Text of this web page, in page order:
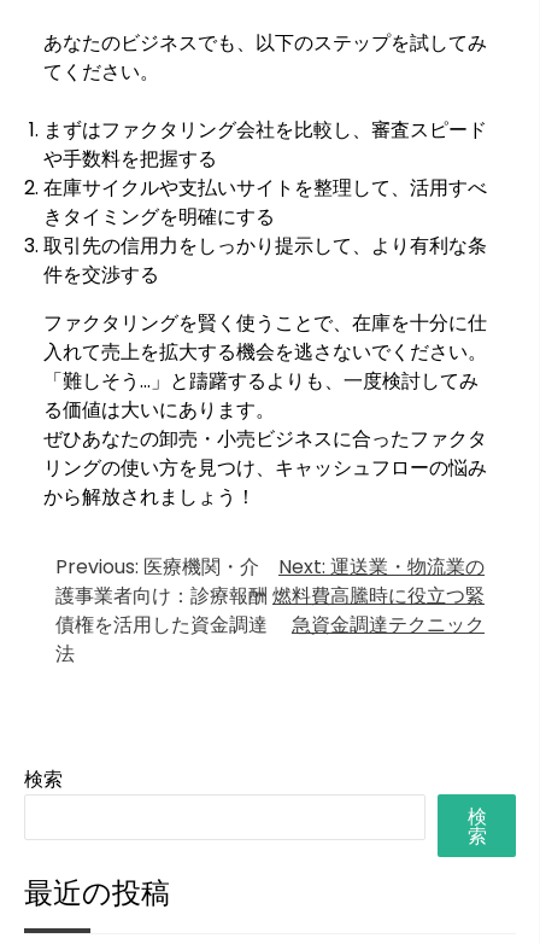
あなたのビジネスでも、以下のステップを試してみ
てください。
まずはファクタリング会社を比較し、審査スピード
や手数料を把握する
在庫サイクルや支払いサイトを整理して、活用すべ
きタイミングを明確にする
取引先の信用力をしっかり提示して、より有利な条
件を交渉する
ファクタリングを賢く使うことで、在庫を十分に仕
入れて売上を拡大する機会を逃さないでください。
「難しそう…」と躊躇するよりも、一度検討してみ
る価値は大いにあります。
ぜひあなたの卸売・小売ビジネスに合ったファクタ
リングの使い方を見つけ、キャッシュフローの悩み
から解放されましょう！
投
稿
ナ
シ
Previous: 医療機関・介
護事業者向け：診療報酬
債権を活用した資金調達
法
Next: 運送業・物流業の
燃料費高騰時に役立つ緊
急資金調達テクニック
検索
検
索
最近の投稿